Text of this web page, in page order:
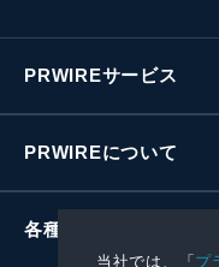
当社では、「プ
PRWIREサービス
PRWIREについて
各種お問い合わせ